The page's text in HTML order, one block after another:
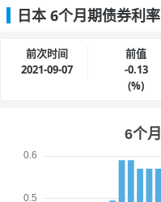
日本 6个月期债券利率
前次时间
2021-09-07
前值
-0.13
(%)